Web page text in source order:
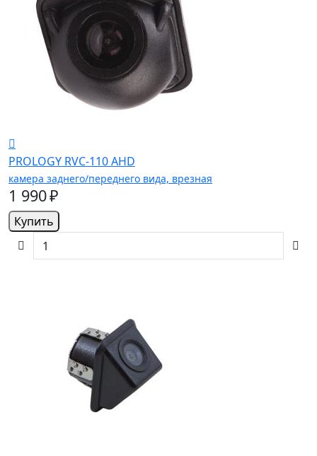
PROLOGY RVC-110 AHD
камера заднего/переднего вида, врезная
1 990 ₽
Купить